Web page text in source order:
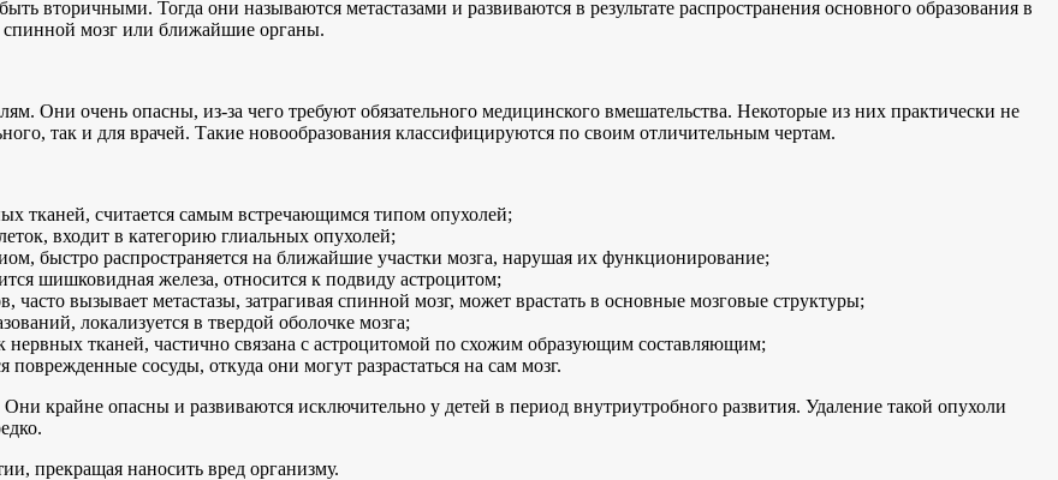
вторичными. Тогда они называются метастазами и развиваются в результате распространения основного образования в
спинной мозг или ближайшие органы.
Они очень опасны, из-за чего требуют обязательного медицинского вмешательства. Некоторые из них практически не
так и для врачей. Такие новообразования классифицируются по своим отличительным чертам.
тканей, считается самым встречающимся типом опухолей;
входит в категорию глиальных опухолей;
быстро распространяется на ближайшие участки мозга, нарушая их функционирование;
шишковидная железа, относится к подвиду астроцитом;
вызывает метастазы, затрагивая спинной мозг, может врастать в основные мозговые структуры;
локализуется в твердой оболочке мозга;
нервных тканей, частично связана с астроцитомой по схожим образующим составляющим;
сосуды, откуда они могут разрастаться на сам мозг.
крайне опасны и развиваются исключительно у детей в период внутриутробного развития. Удаление такой опухоли
прекращая наносить вред организму.